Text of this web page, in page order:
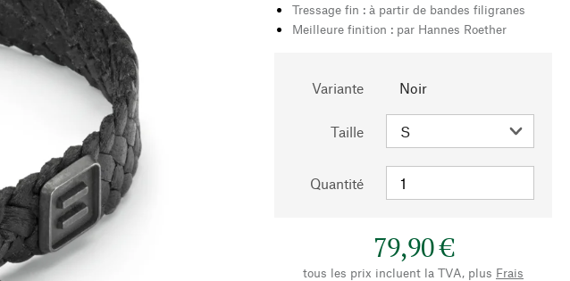
Tressage fin : à partir de bandes filigranes
Meilleure finition : par Hannes Roether
Variante Noir
Taille
Quantité
79,90 €
tous les prix incluent la TVA, plus Frais